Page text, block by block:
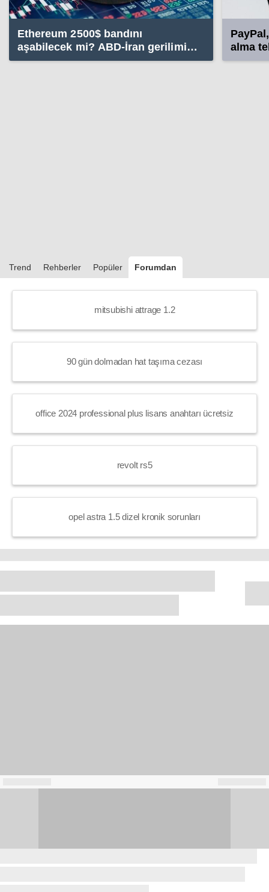
Ethereum 2500$ bandını
aşabilecek mi? ABD-İran gerilimi
tedirgin ediyor
alma
Trend Rehberler Popüler Forumdan
mitsubishi attrage 1.2
90 gün dolmadan hat taşıma cezası
office 2024 professional plus lisans anahtarı ücretsiz
revolt rs5
opel astra 1.5 dizel kronik sorunları